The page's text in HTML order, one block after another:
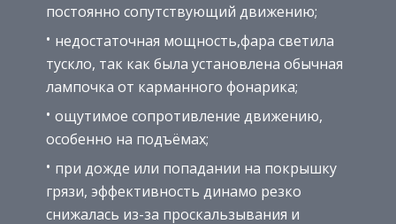
постоянно сопутствующий движению;
недостаточная мощность,фара светила
тускло, так как была установлена обычная
лампочка от карманного фонарика;
ощутимое сопротивление движению,
особенно на подъёмах;
при дожде или попадании на покрышку
грязи, эффективность динамо резко
снижалась из-за проскальзывания и